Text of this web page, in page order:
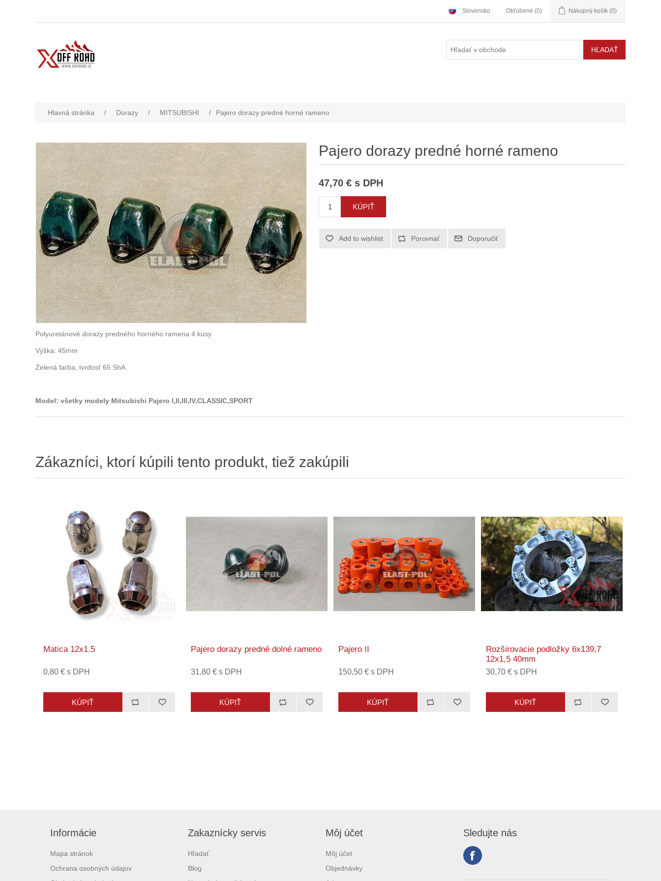
Slovensko Obľúbené (0) Nákupný košík (0)
Hlavná stránka / Dorazy / MITSUBISHI / Pajero dorazy predné horné rameno
Pajero dorazy predné horné rameno
47,70 € s DPH
Polyuretánové dorazy predného horného ramena 4 kusy
Výška: 45mm
Zelená farba, tvrdosť 65 ShA.
Model: všetky modely Mitsubishi Pajero I,II,III,IV,CLASSIC,SPORT
Zákazníci, ktorí kúpili tento produkt, tiež zakúpili
Matica 12x1.5
0,80 € s DPH
Pajero dorazy predné dolné rameno
31,80 € s DPH
Pajero II
150,50 € s DPH
Rozširovacie podložky 6x139,7
12x1,5 40mm
30,70 € s DPH
Informácie
Mapa stránok
Ochrana osobných údajov
Zakaznícky servis
Hľadať
Blog
Môj účet
Môj účet
Objednávky
Sledujte nás